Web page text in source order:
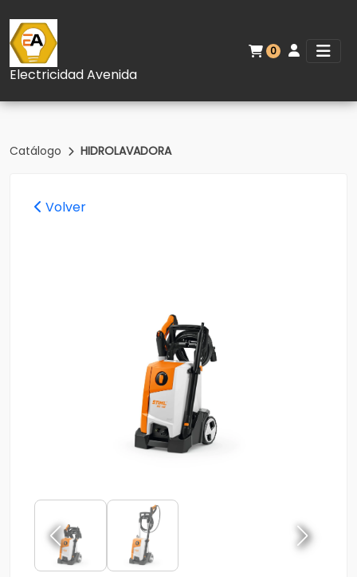
Electricidad Avenida
0
Catálogo HIDROLAVADORA
Volver